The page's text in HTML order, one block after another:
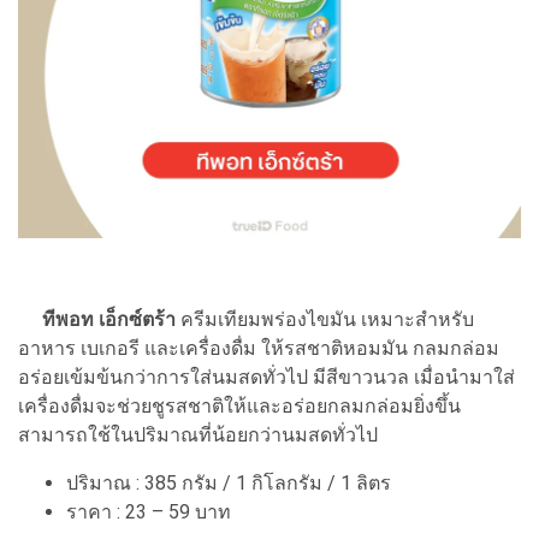
ทีพอท เอ็กซ์ตร้า ครีมเทียมพร่องไขมัน เหมาะสำหรับ
อาหาร เบเกอรี และเครื่องดื่ม ให้รสชาติหอมมัน กลมกล่อม
อร่อยเข้มข้นกว่าการใส่นมสดทั่วไป มีสีขาวนวล เมื่อนำมาใส่
เครื่องดื่มจะช่วยชูรสชาติให้และอร่อยกลมกล่อมยิ่งขึ้น
สามารถใช้ในปริมาณที่น้อยกว่านมสดทั่วไป
ปริมาณ : 385 กรัม / 1 กิโลกรัม / 1 ลิตร
ราคา : 23 – 59 บาท